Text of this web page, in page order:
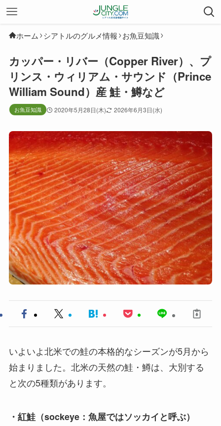
ホーム シアトルのグルメ情報 お魚豆知識
カッパー・リバー（Copper River）、プ
リンス・ウィリアム・サウンド（Prince
William Sound）産 鮭・鱒など
お魚豆知識 2020年5月28日(木) 2026年6月3日(水)
いよいよ北米での鮭の本格的なシーズンが5月から
始まりました。北米の天然の鮭・鱒は、大別する
と次の5種類があります。
・紅鮭（sockeye：魚屋ではソッカイと呼ぶ）